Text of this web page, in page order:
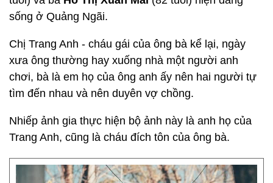
sống ở Quảng Ngãi.
Chị Trang Anh - cháu gái của ông bà kể lại, ngày
xưa ông thường hay xuống nhà một người anh
chơi, bà là em họ của ông anh ấy nên hai người tự
tìm đến nhau và nên duyên vợ chồng.
Nhiếp ảnh gia thực hiện bộ ảnh này là anh họ của
Trang Anh, cũng là cháu đích tôn của ông bà.